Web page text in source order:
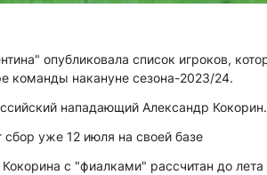
опубликовала список игроков,
команды накануне сезона-2023/24.
нападающий Александр Кокорин.
сбор уже 12 июля на своей базе
с "фиалками" рассчитан до лета